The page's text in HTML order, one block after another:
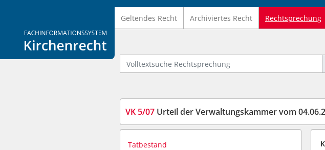
Logo Fachinformationssystem Kirchenrecht
Geltendes Recht Archiviertes Recht Rechtsprechung
Volltextsuche Rechtsprechung
VK 5/07 Urteil der Verwaltungskammer vom
Tatbestand